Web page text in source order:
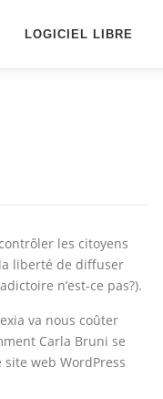
LOGICIEL LIBRE
les citoyens
liberté de diffuser
n’est-ce pas?).
va nous coûter
Carla Bruni se
site web WordPress